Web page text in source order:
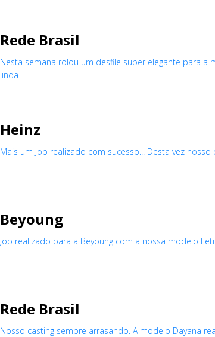
Rede Brasil
Nesta semana rolou um desfile super elegante para a
linda
Heinz
Mais um Job realizado com sucesso... Desta vez nosso
Beyoung
Job realizado para a Beyoung com a nossa modelo
Rede Brasil
Nosso casting sempre arrasando. A modelo Dayana